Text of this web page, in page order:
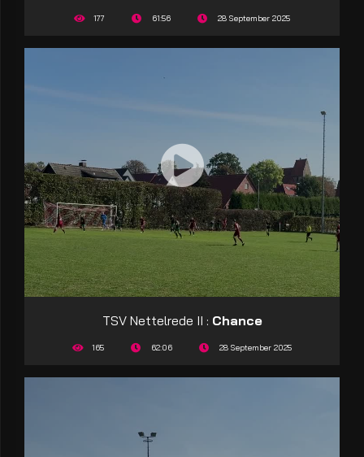
177 61:56 28 September 2025
TSV Nettelrede II : Chance
165 62:06 28 September 2025